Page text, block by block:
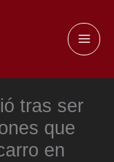
tras ser
que
en